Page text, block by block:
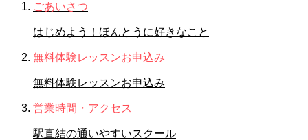
ごあいさつ
はじめよう！ほんとうに好きなこと
無料体験レッスンお申込み
無料体験レッスンお申込み
営業時間・アクセス
駅直結の通いやすいスクール